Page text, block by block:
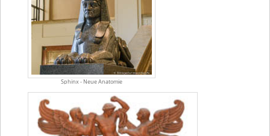
Sphinx - Neue Anatomie